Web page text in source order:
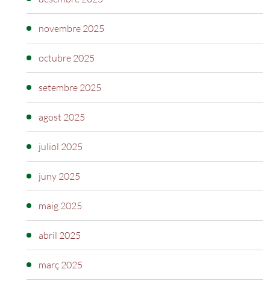
novembre 2025
octubre 2025
setembre 2025
agost 2025
juliol 2025
juny 2025
maig 2025
abril 2025
març 2025